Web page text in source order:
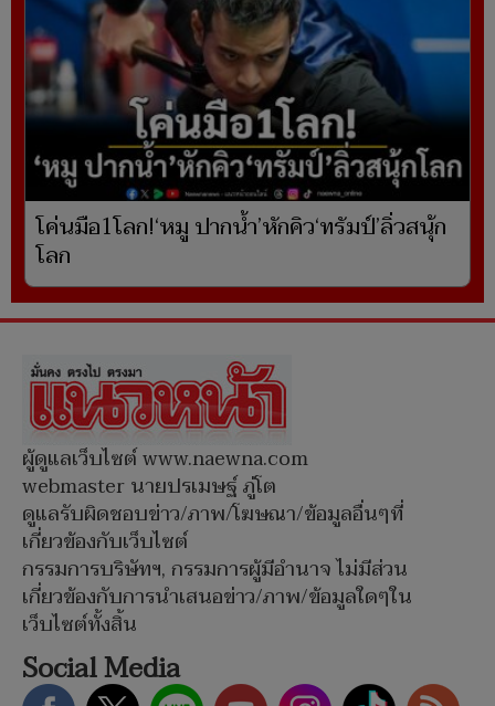
โค่นมือ1โลก!‘หมู ปากน้ำ’หักคิว‘ทรัมป์’ลิ่วสนุ้ก
โลก
ผู้ดูแลเว็บไซต์ www.naewna.com
webmaster นายปรเมษฐ์ ภู่โต
ดูแลรับผิดชอบข่าว/ภาพ/โฆษณา/ข้อมูลอื่นๆที่
เกี่ยวข้องกับเว็บไซต์
กรรมการบริษัทฯ, กรรมการผู้มีอำนาจ ไม่มีส่วน
เกี่ยวข้องกับการนำเสนอข่าว/ภาพ/ข้อมูลใดๆใน
เว็บไซต์ทั้งสิ้น
Social Media